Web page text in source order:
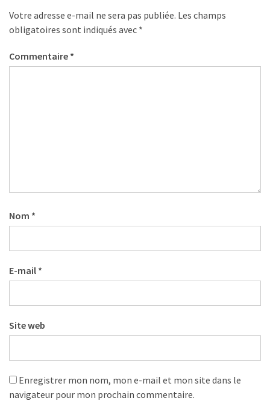
Certification
Votre adresse e-mail ne sera pas publiée. Les champs
obligatoires sont indiqués avec *
Commentaire *
Nom *
E-mail *
Site web
Enregistrer mon nom, mon e-mail et mon site dans le
navigateur pour mon prochain commentaire.